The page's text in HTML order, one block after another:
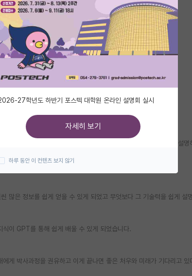
업도 있겠지만, 교수님께서 가지신 기술력, 지식, 생각하는 방법, 설명
많은 정보를 쉽게 얻을 수 있게 되었고 무엇보다 그 기술력을 쉽게 설
이 GPT를 통해 쉽게 배울 수 있게 되었습니다.
게 박사과정을 권유하고 이게 끝나면 좋은 처우와 미래가 기다리고 있
27학년도 하반기 포스텍 대학원 온라인 설명회 실시
자세히 보기
하루 동안 이 컨텐츠 보지 않기